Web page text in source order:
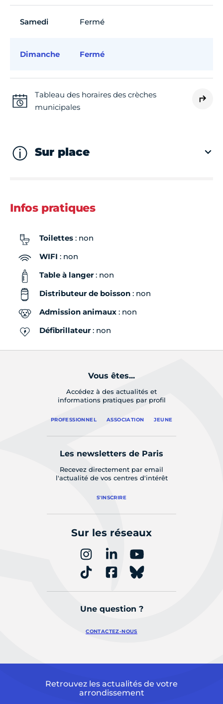
Samedi Fermé
Dimanche Fermé
Tableau des horaires des crèches
municipales
Sur place
Infos pratiques
Toilettes : non
WIFI : non
Table à langer: non
Distributeur de boisson : non
Admission animaux : non
Défibrillateur: non
Vous êtes...
Accédez à des actualités et
informations pratiques par profil
PROFESSIONNEL ASSOCIATION JEUNE
Les newsletters de Paris
Recevez directement par email
l'actualité de vos centres d'intérêt
S'INSCRIRE
Sur les réseaux
Une question ?
CONTACTEZ-NOUS
Retrouvez les actualités de votre
arrondissement